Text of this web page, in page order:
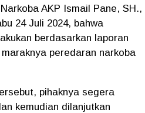
AKP Ismail Pane, SH.,
24 Juli 2024, bahwa
berdasarkan laporan
peredaran narkoba
pihaknya segera
kemudian dilanjutkan